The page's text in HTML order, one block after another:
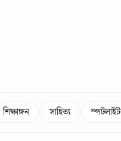
শিক্ষাঙ্গন সাহিত্য স্পটলাইট